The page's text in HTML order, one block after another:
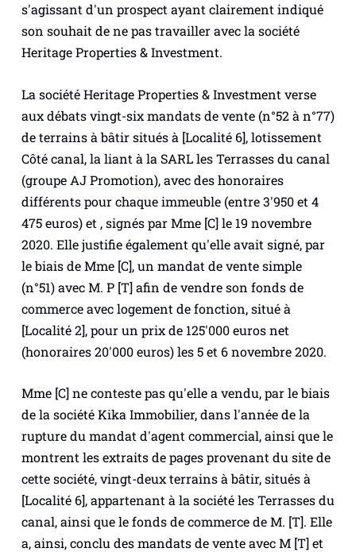
s'agissant d'un prospect ayant clairement indiqué
son souhait de ne pas travailler avec la société
Heritage Properties & Investment.
La société Heritage Properties & Investment verse
aux débats vingt-six mandats de vente (n°52 à n°77)
de terrains à bâtir situés à [Localité 6], lotissement
Côté canal, la liant à la SARL les Terrasses du canal
(groupe AJ Promotion), avec des honoraires
différents pour chaque immeuble (entre 3'950 et 4
475 euros) et , signés par Mme [C] le 19 novembre
2020. Elle justifie également qu'elle avait signé, par
le biais de Mme [C], un mandat de vente simple
(n°51) avec M. P [T] afin de vendre son fonds de
commerce avec logement de fonction, situé à
[Localité 2], pour un prix de 125'000 euros net
(honoraires 20'000 euros) les 5 et 6 novembre 2020.
Mme [C] ne conteste pas qu'elle a vendu, par le biais
de la société Kika Immobilier, dans l'année de la
rupture du mandat d'agent commercial, ainsi que le
montrent les extraits de pages provenant du site de
cette société, vingt-deux terrains à bâtir, situés à
[Localité 6], appartenant à la société les Terrasses du
canal, ainsi que le fonds de commerce de M. [T]. Elle
a, ainsi, conclu des mandats de vente avec M [T] et